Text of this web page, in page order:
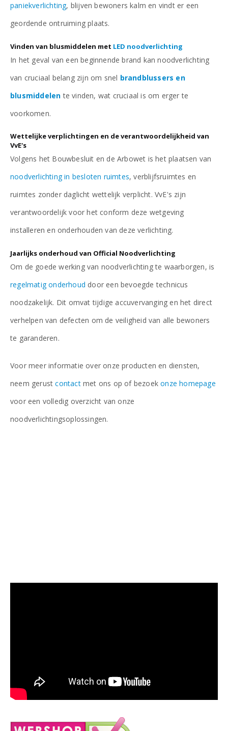
paniekverlichting, blijven bewoners kalm en vindt er een
geordende ontruiming plaats.
Vinden van blusmiddelen met LED noodverlichting
In het geval van een beginnende brand kan noodverlichting
van cruciaal belang zijn om snel brandblussers en
blusmiddelen te vinden, wat cruciaal is om erger te
voorkomen.
Wettelijke verplichtingen en de verantwoordelijkheid van
VvE's
Volgens het Bouwbesluit en de Arbowet is het plaatsen van
noodverlichting in besloten ruimtes, verblijfsruimtes en
ruimtes zonder daglicht wettelijk verplicht. VvE's zijn
verantwoordelijk voor het conform deze wetgeving
installeren en onderhouden van deze verlichting.
Jaarlijks onderhoud van Official Noodverlichting
Om de goede werking van noodverlichting te waarborgen, is
regelmatig onderhoud door een bevoegde technicus
noodzakelijk. Dit omvat tijdige accuvervanging en het direct
verhelpen van defecten om de veiligheid van alle bewoners
te garanderen.
Voor meer informatie over onze producten en diensten,
neem gerustcontactmet ons op of bezoekonze homepage
voor een volledig overzicht van onze
noodverlichtingsoplossingen.